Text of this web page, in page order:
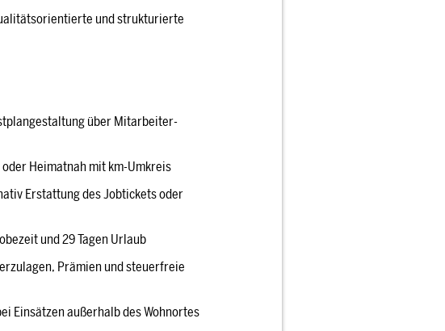
und strukturierte
über Mitarbeiter-
Heimatnah mit km-Umkreis
Erstattung des Jobtickets oder
und 29 Tagen Urlaub
Prämien und steuerfreie
Einsätzen außerhalb des Wohnortes